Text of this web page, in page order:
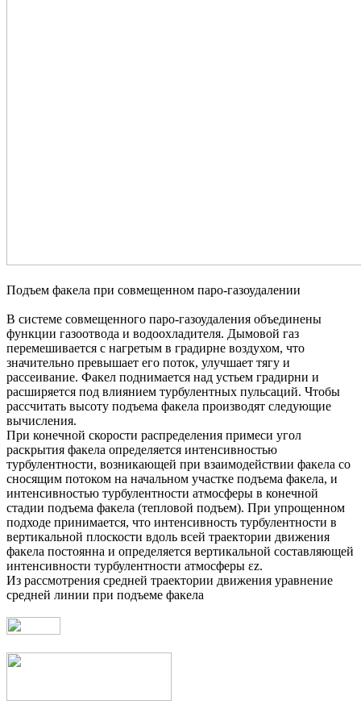
Подъем факела при совмещенном паро-газоудалении
В системе совмещенного паро-газоудаления объединены
функции газоотвода и водоохладителя. Дымовой газ
перемешивается с нагретым в градирне воздухом, что
значительно превышает его поток, улучшает тягу и
рассеивание. Факел поднимается над устьем градирни и
расширяется под влиянием турбулентных пульсаций. Чтобы
рассчитать высоту подъема факела производят следующие
вычисления.
При конечной скорости распределения примеси угол
раскрытия факела определяется интенсивностью
турбулентности, возникающей при взаимодействии факела со
сносящим потоком на начальном участке подъема факела, и
интенсивностью турбулентности атмосферы в конечной
стадии подъема факела (тепловой подъем). При упрощенном
подходе принимается, что интенсивность турбулентности в
вертикальной плоскости вдоль всей траектории движения
факела постоянна и определяется вертикальной составляющей
интенсивности турбулентности атмосферы εz.
Из рассмотрения средней траектории движения уравнение
средней линии при подъеме факела